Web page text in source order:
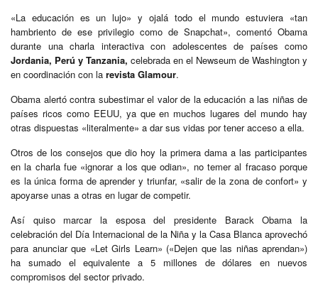
«La educación es un lujo» y ojalá todo el mundo estuviera «tan
hambriento de ese privilegio como de Snapchat», comentó Obama
durante una charla interactiva con adolescentes de países como
Jordania, Perú y Tanzania, celebrada en el Newseum de Washington y
en coordinación con la revista Glamour.
Obama alertó contra subestimar el valor de la educación a las niñas de
países ricos como EEUU, ya que en muchos lugares del mundo hay
otras dispuestas «literalmente» a dar sus vidas por tener acceso a ella.
Otros de los consejos que dio hoy la primera dama a las participantes
en la charla fue «ignorar a los que odian», no temer al fracaso porque
es la única forma de aprender y triunfar, «salir de la zona de confort» y
apoyarse unas a otras en lugar de competir.
Así quiso marcar la esposa del presidente Barack Obama la
celebración del Día Internacional de la Niña y la Casa Blanca aprovechó
para anunciar que «Let Girls Learn» («Dejen que las niñas aprendan»)
ha sumado el equivalente a 5 millones de dólares en nuevos
compromisos del sector privado.